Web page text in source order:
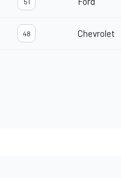
48 Chevrolet